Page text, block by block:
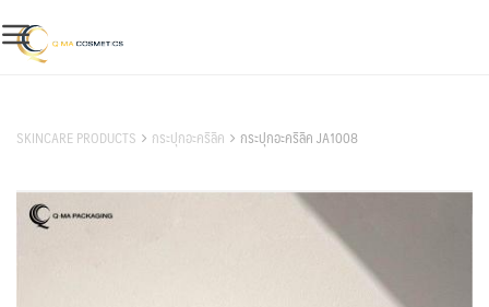
to
content
SKINCARE PRODUCTS กระปุกอะคริลิค กระปุกอะคริลิค JA1008